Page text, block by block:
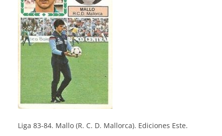
Liga 83-84. Mallo (R. C. D. Mallorca). Ediciones Este.